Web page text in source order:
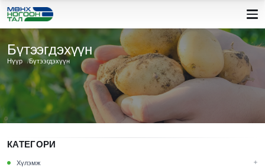
Бүтээгдэхүүн
Нүүр Бүтээгдэхүүн
КАТЕГОРИ
Хүлэмж